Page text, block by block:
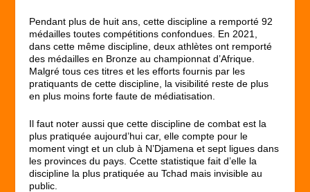
Pendant plus de huit ans, cette discipline a remporté 92
médailles toutes compétitions confondues. En 2021,
dans cette même discipline, deux athlètes ont remporté
des médailles en Bronze au championnat d’Afrique.
Malgré tous ces titres et les efforts fournis par les
pratiquants de cette discipline, la visibilité reste de plus
en plus moins forte faute de médiatisation.
Il faut noter aussi que cette discipline de combat est la
plus pratiquée aujourd’hui car, elle compte pour le
moment vingt et un club à N’Djamena et sept ligues dans
les provinces du pays. Ccette statistique fait d’elle la
discipline la plus pratiquée au Tchad mais invisible au
public.